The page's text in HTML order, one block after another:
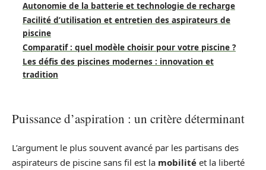
Autonomie de la batterie et technologie de recharge
Facilité d’utilisation et entretien des aspirateurs de
piscine
Comparatif : quel modèle choisir pour votre piscine ?
Les défis des piscines modernes : innovation et
tradition
Puissance d’aspiration : un critère déterminant
L’argument le plus souvent avancé par les partisans des
aspirateurs de piscine sans fil est la mobilité et la liberté